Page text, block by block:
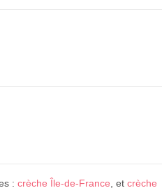
: crèche Île-de-France , et crèche